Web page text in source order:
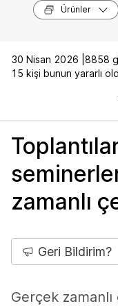
Ürünler
30 Nisan 2026 | 8858
15 kişi bunun yararlı
zamanlı
Geri Bildirim?
Gerçek